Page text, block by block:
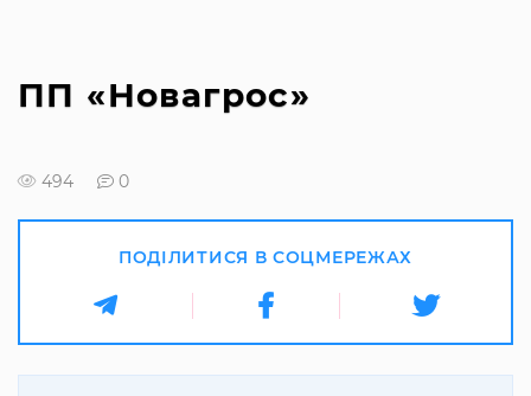
ПП «Новагрос»
494 0
ПОДІЛИТИСЯ В СОЦМЕРЕЖАХ